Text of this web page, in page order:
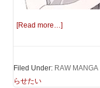
[Read more…]
Filed Under: RAW MANGA
らせたい